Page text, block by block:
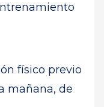
físico previo
mañana, de